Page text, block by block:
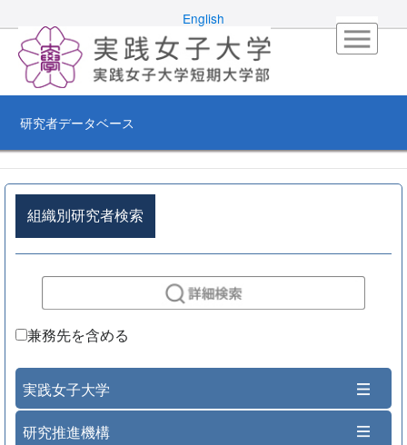
English
研究者データベース
組織別研究者検索
兼務先を含める
実践女子大学
研究推進機構